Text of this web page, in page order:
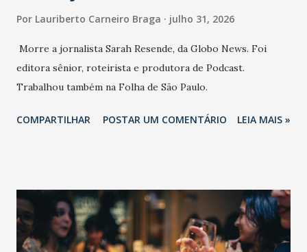
Por Lauriberto Carneiro Braga julho 31, 2026
Morre a jornalista Sarah Resende, da Globo News. Foi
editora sênior, roteirista e produtora de Podcast.
Trabalhou também na Folha de São Paulo.
COMPARTILHAR POSTAR UM COMENTÁRIO LEIA MAIS »